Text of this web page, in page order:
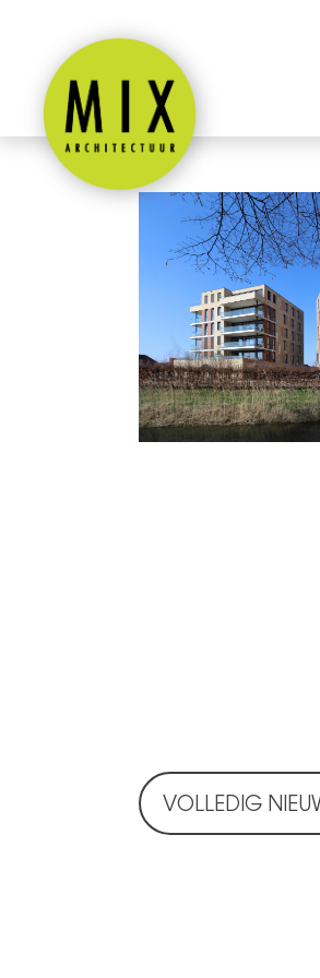
VOLLEDIG